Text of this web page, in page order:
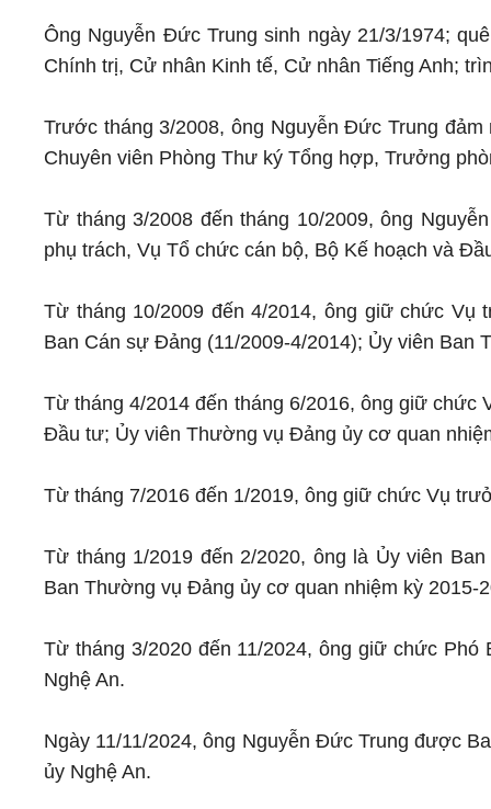
Ông Nguyễn Đức Trung sinh ngày 21/3/1974;
Chính trị, Cử nhân Kinh tế, Cử nhân Tiếng Anh;
Trước tháng 3/2008, ông Nguyễn Đức Trung
Chuyên viên Phòng Thư ký Tổng hợp, Trưởng
Từ tháng 3/2008 đến tháng 10/2009, ông
phụ trách, Vụ Tổ chức cán bộ, Bộ Kế hoạch và
Từ tháng 10/2009 đến 4/2014, ông giữ chức
Ban Cán sự Đảng (11/2009-4/2014); Ủy viên
Từ tháng 4/2014 đến tháng 6/2016, ông giữ
Đầu tư; Ủy viên Thường vụ Đảng ủy cơ quan
Từ tháng 7/2016 đến 1/2019, ông giữ chức Vụ
Từ tháng 1/2019 đến 2/2020, ông là Ủy viên
Ban Thường vụ Đảng ủy cơ quan nhiệm kỳ 2015-
Từ tháng 3/2020 đến 11/2024, ông giữ chức
Nghệ An.
Ngày 11/11/2024, ông Nguyễn Đức Trung được
ủy Nghệ An.